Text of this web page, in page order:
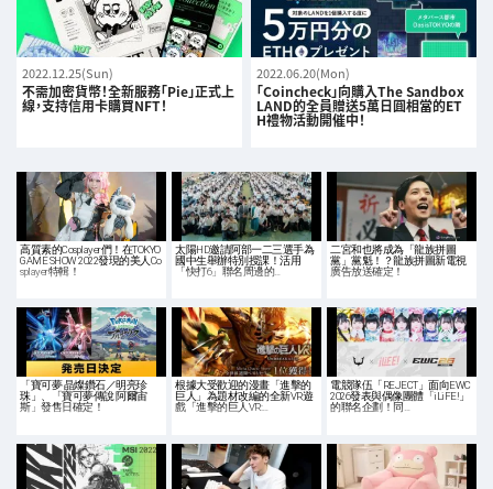
2022.12.25(Sun)
不需加密貨幣！全新服務「Pie」正式上
線，支持信用卡購買NFT！
2022.06.20(Mon)
「Coincheck」向購入The Sandbox
LAND的全員贈送5萬日圓相當的ET
H禮物活動開催中！
高質素的Cosplayer們！在TOKYO
GAME SHOW 2022發現的美人Co
splayer特輯！
太陽HD邀請阿部一二三選手為
國中生舉辦特別授課！活用
「快打6」聯名周邊的…
二宮和也將成為「龍族拼圖
黨」黨魁！？龍族拼圖新電視
廣告放送確定！
「寶可夢 晶燦鑽石／明亮珍
珠」、「寶可夢傳說 阿爾宙
斯」發售日確定！
根據大受歡迎的漫畫「進擊的
巨人」為題材改編的全新VR遊
戲「進擊的巨人VR:…
電競隊伍「REJECT」面向EWC
2026發表與偶像團體「iLiFE!」
的聯名企劃！同…